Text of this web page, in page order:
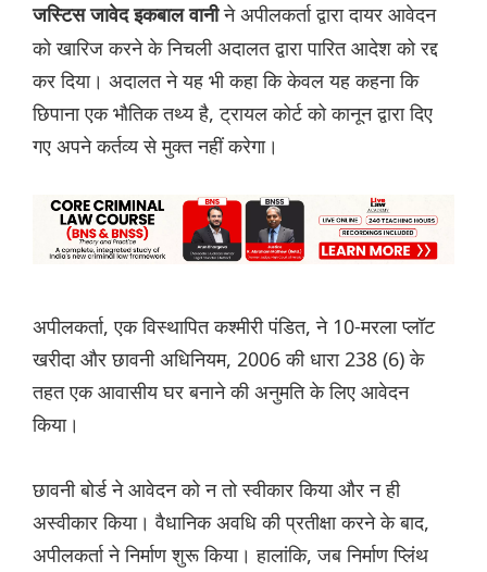
जस्टिस जावेद इकबाल वानीने अपीलकर्ता द्वारा दायर आवेदन
को खारिज करने के निचली अदालत द्वारा पारित आदेश को रद्द
कर दिया। अदालत ने यह भी कहा कि केवल यह कहना कि
छिपाना एक भौतिक तथ्य है, ट्रायल कोर्ट को कानून द्वारा दिए
गए अपने कर्तव्य से मुक्त नहीं करेगा।
अपीलकर्ता, एक विस्थापित कश्मीरी पंडित, ने 10-मरला प्लॉट
खरीदा और छावनी अधिनियम, 2006 की धारा 238 (6) के
तहत एक आवासीय घर बनाने की अनुमति के लिए आवेदन
किया।
छावनी बोर्ड ने आवेदन को न तो स्वीकार किया और न ही
अस्वीकार किया। वैधानिक अवधि की प्रतीक्षा करने के बाद,
अपीलकर्ता ने निर्माण शुरू किया। हालांकि, जब निर्माण प्लिंथ